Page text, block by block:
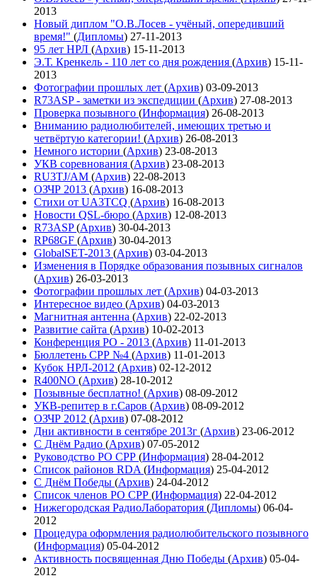
2013
Новый диплом "О.В.Лосев - учёный, опередивший
время!" (Дипломы) 27-11-2013
95 лет НРЛ (Архив) 15-11-2013
Э.Т. Кренкель - 110 лет со дня рождения (Архив) 15-11-
2013
Фотографии прошлых лет (Архив) 03-09-2013
R73ASP - заметки из экспедиции (Архив) 27-08-2013
Проверка позывного (Информация) 26-08-2013
Вниманию радиолюбителей, имеющих третью и
четвёртую категории! (Архив) 26-08-2013
Немного истории (Архив) 23-08-2013
УКВ соревнования (Архив) 23-08-2013
RU3TJ/AM (Архив) 22-08-2013
ОЗЧР 2013 (Архив) 16-08-2013
Стихи от UA3TCQ (Архив) 16-08-2013
Новости QSL-бюро (Архив) 12-08-2013
R73ASP(Архив) 30-04-2013
RP68GF (Архив) 30-04-2013
GlobalSET-2013 (Архив) 03-04-2013
Изменения в Порядке образования позывных сигналов
(Архив) 26-03-2013
Фотографии прошлых лет (Архив) 04-03-2013
Интересное видео (Архив) 04-03-2013
Магнитная антенна (Архив) 22-02-2013
Развитие сайта (Архив) 10-02-2013
Конференция РО - 2013 (Архив) 11-01-2013
Бюллетень СРР №4 (Архив) 11-01-2013
Кубок НРЛ-2012 (Архив) 02-12-2012
R400NO (Архив) 28-10-2012
Позывные бесплатно! (Архив) 08-09-2012
УКВ-репитер в г.Саров (Архив) 08-09-2012
ОЗЧР 2012 (Архив) 07-08-2012
Дни активности в сентябре 2013г (Архив) 23-06-2012
С Днём Радио (Архив) 07-05-2012
Руководство РО СРР (Информация) 28-04-2012
Список районов RDA (Информация) 25-04-2012
С Днём Победы (Архив) 24-04-2012
Список членов РО СРР (Информация) 22-04-2012
Нижегородская РадиоЛаборатория (Дипломы) 06-04-
2012
Процедура оформления радиолюбительского позывного
(Информация) 05-04-2012
Активность посвященная Дню Победы (Архив) 05-04-
2012